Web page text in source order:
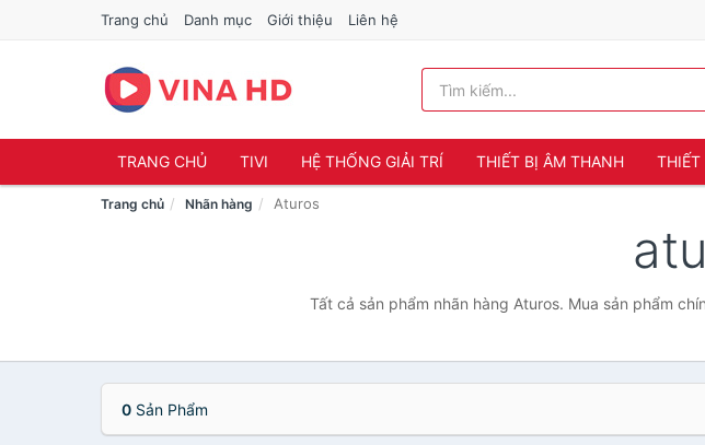
Trang chủ Danh mục Giới thiệu Liên hệ
TRANG CHỦ TIVI HỆ THỐNG GIẢI TRÍ THIẾT BỊ ÂM THANH
Trang chủ Nhãn hàng Aturos
Tất cả sản phẩm nhãn hàng Aturos. Mua sản phẩm
0 Sản Phẩm